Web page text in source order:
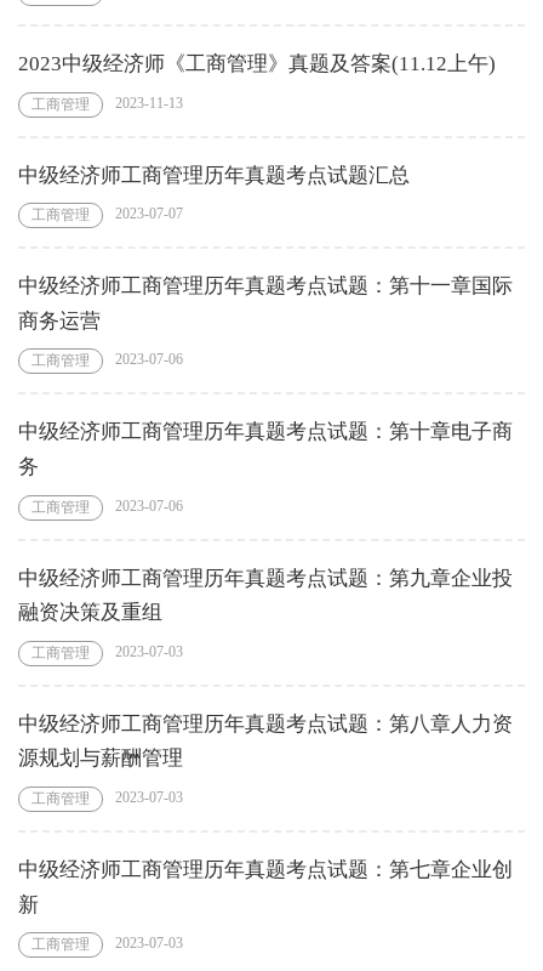
2023中级经济师《工商管理》真题及答案(11.12上午)
工商管理 2023-11-13
中级经济师工商管理历年真题考点试题汇总
工商管理 2023-07-07
中级经济师工商管理历年真题考点试题：第十一章国际
商务运营
工商管理 2023-07-06
中级经济师工商管理历年真题考点试题：第十章电子商
务
工商管理 2023-07-06
中级经济师工商管理历年真题考点试题：第九章企业投
融资决策及重组
工商管理 2023-07-03
中级经济师工商管理历年真题考点试题：第八章人力资
源规划与薪酬管理
工商管理 2023-07-03
中级经济师工商管理历年真题考点试题：第七章企业创
新
工商管理 2023-07-03